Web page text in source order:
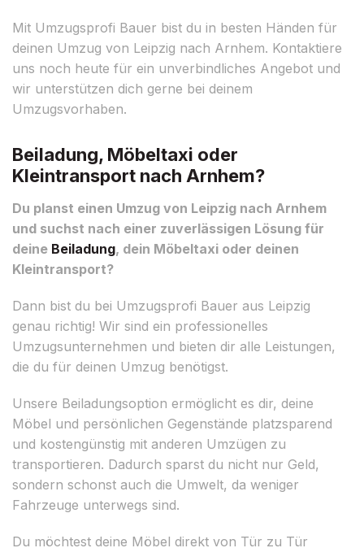
Mit Umzugsprofi Bauer bist du in besten Händen für
deinen Umzug von Leipzig nach Arnhem. Kontaktiere
uns noch heute für ein unverbindliches Angebot und
wir unterstützen dich gerne bei deinem
Umzugsvorhaben.
Beiladung, Möbeltaxi oder
Kleintransport nach Arnhem?
Du planst einen Umzug von Leipzig nach Arnhem
und suchst nach einer zuverlässigen Lösung für
deine Beiladung, dein Möbeltaxi oder deinen
Kleintransport?
Dann bist du bei Umzugsprofi Bauer aus Leipzig
genau richtig! Wir sind ein professionelles
Umzugsunternehmen und bieten dir alle Leistungen,
die du für deinen Umzug benötigst.
Unsere Beiladungsoption ermöglicht es dir, deine
Möbel und persönlichen Gegenstände platzsparend
und kostengünstig mit anderen Umzügen zu
transportieren. Dadurch sparst du nicht nur Geld,
sondern schonst auch die Umwelt, da weniger
Fahrzeuge unterwegs sind.
Du möchtest deine Möbel direkt von Tür zu Tür